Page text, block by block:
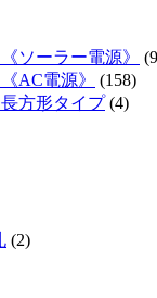
ソーラー電源》
AC電源》
(158)
方形タイプ(4)
(2)